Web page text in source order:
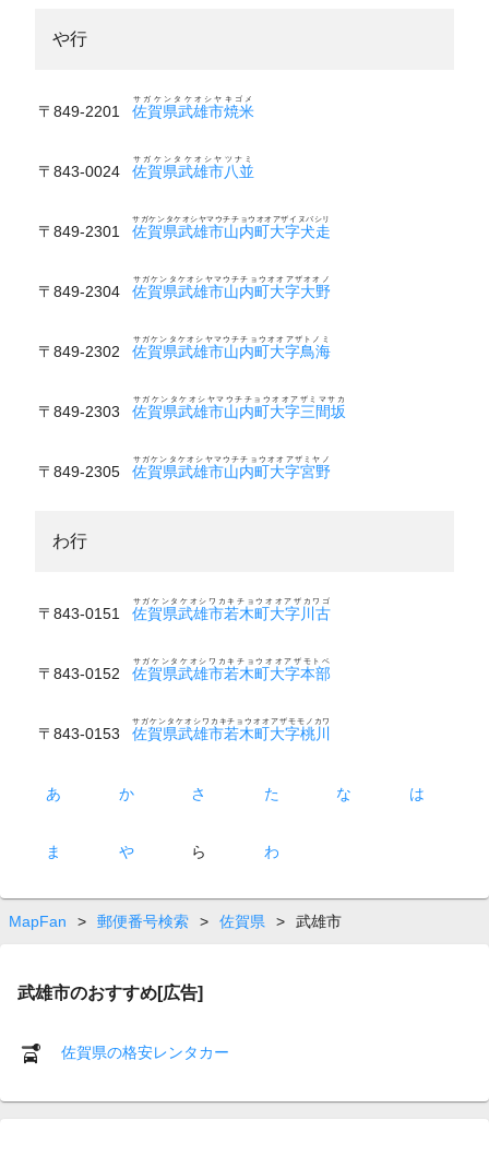
や行
〒849-2201 佐賀県武雄市焼米
サガケンタケオシヤキゴメ
〒843-0024 佐賀県武雄市八並
サガケンタケオシヤツナミ
〒849-2301 佐賀県武雄市山内町大字犬走
サガケンタケオシヤマウチチョウオオアザイヌバシリ
〒849-2304 佐賀県武雄市山内町大字大野
サガケンタケオシヤマウチチョウオオアザオオノ
〒849-2302 佐賀県武雄市山内町大字鳥海
サガケンタケオシヤマウチチョウオオアザトノミ
〒849-2303 佐賀県武雄市山内町大字三間坂
サガケンタケオシヤマウチチョウオオアザミマサカ
〒849-2305 佐賀県武雄市山内町大字宮野
サガケンタケオシヤマウチチョウオオアザミヤノ
わ行
〒843-0151 佐賀県武雄市若木町大字川古
サガケンタケオシワカキチョウオオアザカワゴ
〒843-0152 佐賀県武雄市若木町大字本部
サガケンタケオシワカキチョウオオアザモトベ
〒843-0153 佐賀県武雄市若木町大字桃川
サガケンタケオシワカキチョウオオアザモモノカワ
あ か さ た な は
ま や ら わ
MapFan > 郵便番号検索 > 佐賀県 > 武雄市
武雄市のおすすめ[広告]
佐賀県の格安レンタカー